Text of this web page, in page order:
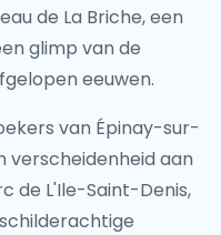
de La Briche, een
glimp van de
eeuwen.
van Épinay-sur-
verscheidenheid aan
de L'Ile-Saint-Denis,